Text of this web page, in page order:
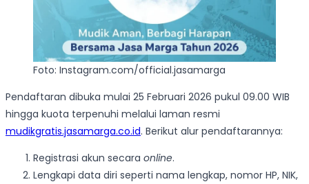
Foto: Instagram.com/official.jasamarga
Pendaftaran dibuka mulai 25 Februari 2026 pukul 09.00 WIB
hingga kuota terpenuhi melalui laman resmi
mudikgratis.jasamarga.co.id. Berikut alur pendaftarannya:
Registrasi akun secara online.
Lengkapi data diri seperti nama lengkap, nomor HP, NIK,